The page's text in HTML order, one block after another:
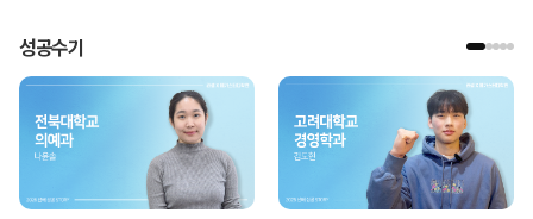
성공수기